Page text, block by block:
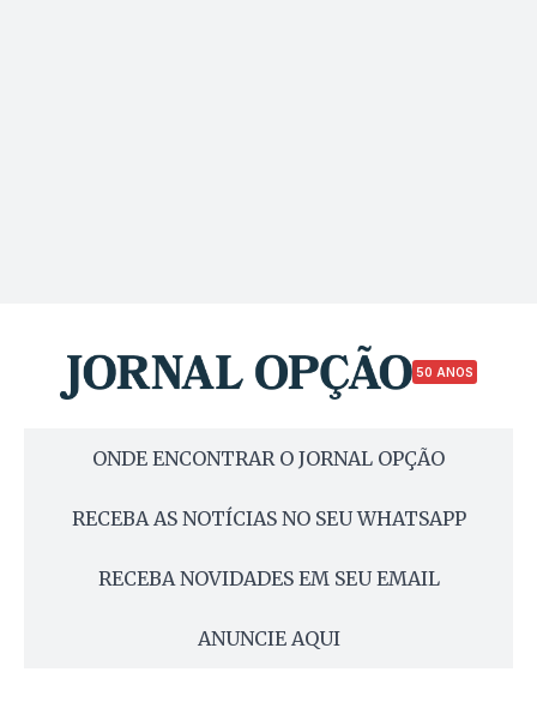
50 ANOS
ONDE ENCONTRAR O JORNAL OPÇÃO
RECEBA AS NOTÍCIAS NO SEU WHATSAPP
RECEBA NOVIDADES EM SEU EMAIL
ANUNCIE AQUI